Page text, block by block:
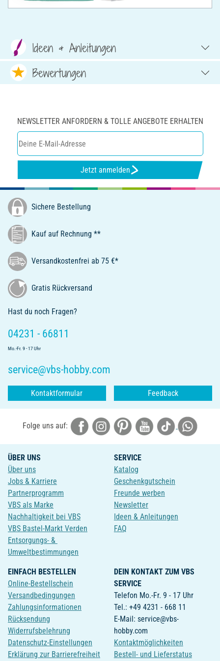
Ideen & Anleitungen
Bewertungen
NEWSLETTER ANFORDERN & TOLLE ANGEBOTE ERHALTEN
Jetzt anmelden
Sichere Bestellung
Kauf auf Rechnung **
Versandkostenfrei ab 75 €*
Gratis Rückversand
Hast du noch Fragen?
04231 - 66811
Mo.-Fr. 9 - 17 Uhr
service@vbs-hobby.com
Kontaktformular Feedback
Folge uns auf:
ÜBER UNS
Über uns
Jobs & Karriere
Partnerprogramm
VBS als Marke
Nachhaltigkeit bei VBS
VBS Bastel-Markt Verden
Entsorgungs- &
Umweltbestimmungen
SERVICE
Katalog
Geschenkgutschein
Freunde werben
Newsletter
Ideen & Anleitungen
FAQ
EINFACH BESTELLEN
Online-Bestellschein
Versandbedingungen
Zahlungsinformationen
Rücksendung
Widerrufsbelehrung
Datenschutz-Einstellungen
Erklärung zur Barrierefreiheit
DEIN KONTAKT ZUM VBS
SERVICE
Telefon Mo.-Fr. 9 - 17 Uhr
Tel.: +49 4231 - 668 11
E-Mail: service@vbs-
hobby.com
Kontaktmöglichkeiten
Bestell- und Lieferstatus